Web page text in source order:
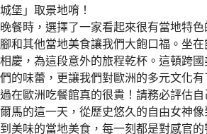
城堡」取景地唷！
晚餐時，選擇了一家看起來很有當地特
腳和其他當地美食讓我們大飽口福。坐
相慶，為這段意外的旅程乾杯。這頓跨
們的味蕾，更讓我們對歐洲的多元文化
過在歐洲吃餐館真的很貴！請務必評估
爾馬的這一天，從歷史悠久的自由女神
到美味的當地美食，每一刻都是對感官